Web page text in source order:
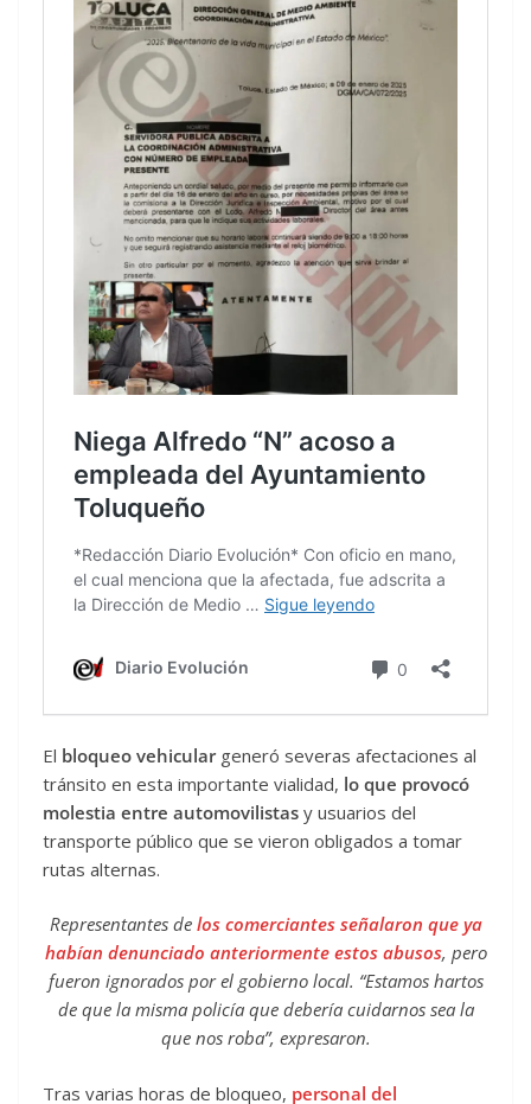
El bloqueo vehiculargeneró severas afectaciones al
tránsito en esta importante vialidad, lo que provocó
molestia entre automovilistas y usuarios del
transporte público que se vieron obligados a tomar
rutas alternas.
Representantes de los comerciantes señalaron que ya
habían denunciado anteriormente estos abusos, pero
fueron ignorados por el gobierno local. “Estamos hartos
de que la misma policía que debería cuidarnos sea la
que nos roba”, expresaron.
Tras varias horas de bloqueo, personal del